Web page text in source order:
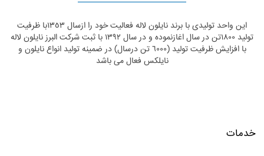
اين واحد توليدى با برند نايلون لاله فعاليت خود را ازسال ١٣٥٣با ظرفيت
توليد ١٨٠٠تن در سال اغازنموده و در سال ١٣٩٢ با ثبت شركت البرز نايلون لاله
با افزايش ظرفيت توليد (٦٠٠٠ تن درسال) در ضمينه توليد انواع نايلون و
نايلكس فعال مى باشد
خدمات